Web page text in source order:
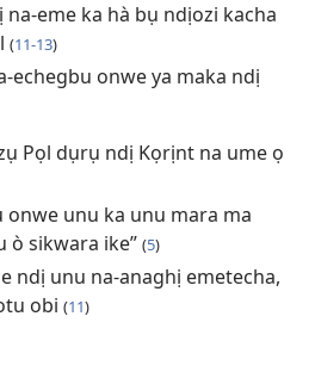
eme ka hà bụ ndịozi kacha
(11-13)
echegbu onwe ya maka ndị
Pọl dụrụ ndị Kọrịnt na ume ọ
onwe unu ka unu mara ma
ò sikwara ike” (5)
ndị unu na-anaghị emetecha,
obi (11)